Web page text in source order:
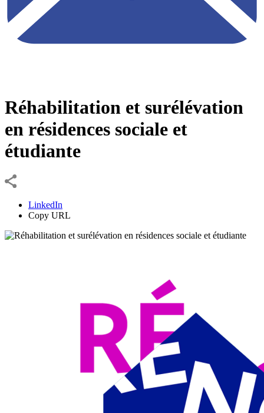
Réhabilitation et surélévation
en résidences sociale et
étudiante
LinkedIn
Copy URL